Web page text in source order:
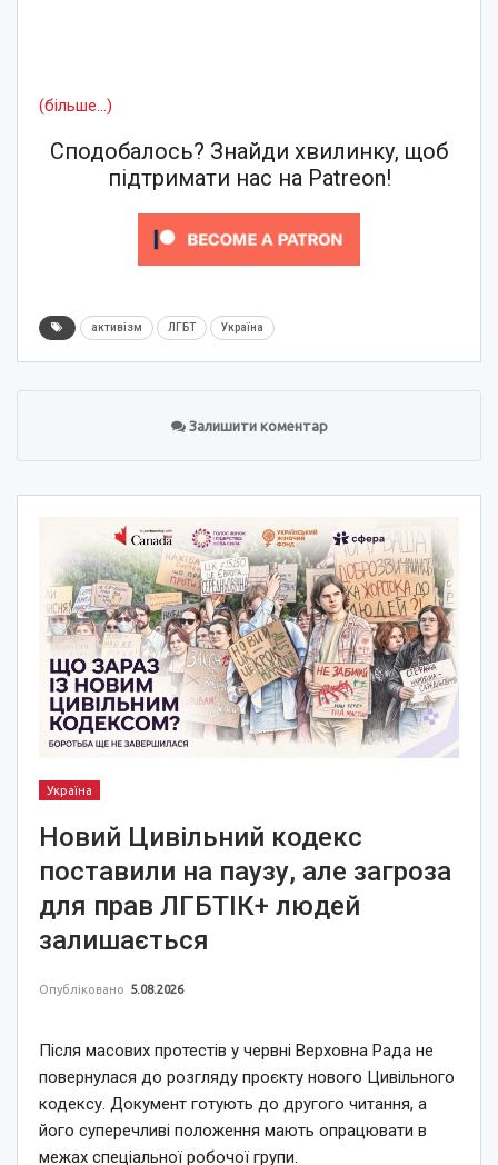
(більше…)
Сподобалось? Знайди хвилинку, щоб
підтримати нас на Patreon!
активізм ЛГБТ Україна
Залишити коментар
Україна
Новий Цивільний кодекс
поставили на паузу, але загроза
для прав ЛГБТІК+ людей
залишається
Опубліковано 5.08.2026
Після масових протестів у червні Верховна Рада не
повернулася до розгляду проєкту нового Цивільного
кодексу. Документ готують до другого читання, а
його суперечливі положення мають опрацювати в
межах спеціальної робочої групи.